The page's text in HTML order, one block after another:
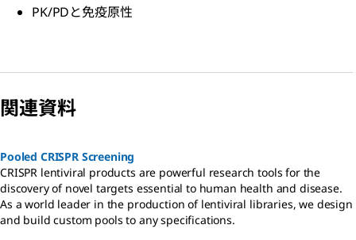
PK/PDと免疫原性
関連資料
Pooled CRISPR Screening
CRISPR lentiviral products are powerful research tools for the
discovery of novel targets essential to human health and disease.
As a world leader in the production of lentiviral libraries, we design
and build custom pools to any specifications.